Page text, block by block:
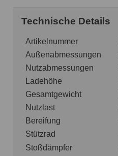
Technische Details
Artikelnummer
Außenabmessungen
Nutzabmessungen
Ladehöhe
Gesamtgewicht
Nutzlast
Bereifung
Stützrad
Stoßdämpfer